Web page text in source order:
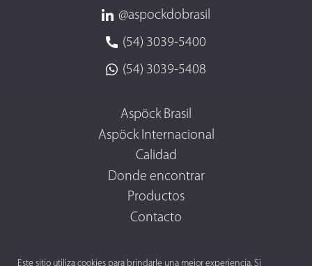
Este sitio utiliza cookies para brindarle una mejor experiencia. Si
@aspockdobrasil
(54) 3039-5400
(54) 3039-5408
Aspöck Brasil
Aspöck Internacional
Calidad
Donde encontrar
Productos
Contacto